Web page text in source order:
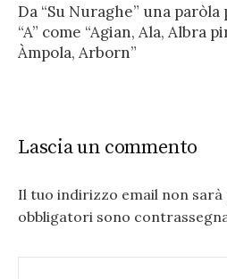
Da “Su Nuraghe” una
“A” come “Agian, Ala, Albra
Àmpola, Arborn”
Lascia un commento
Il tuo indirizzo email non sarà
obbligatori sono